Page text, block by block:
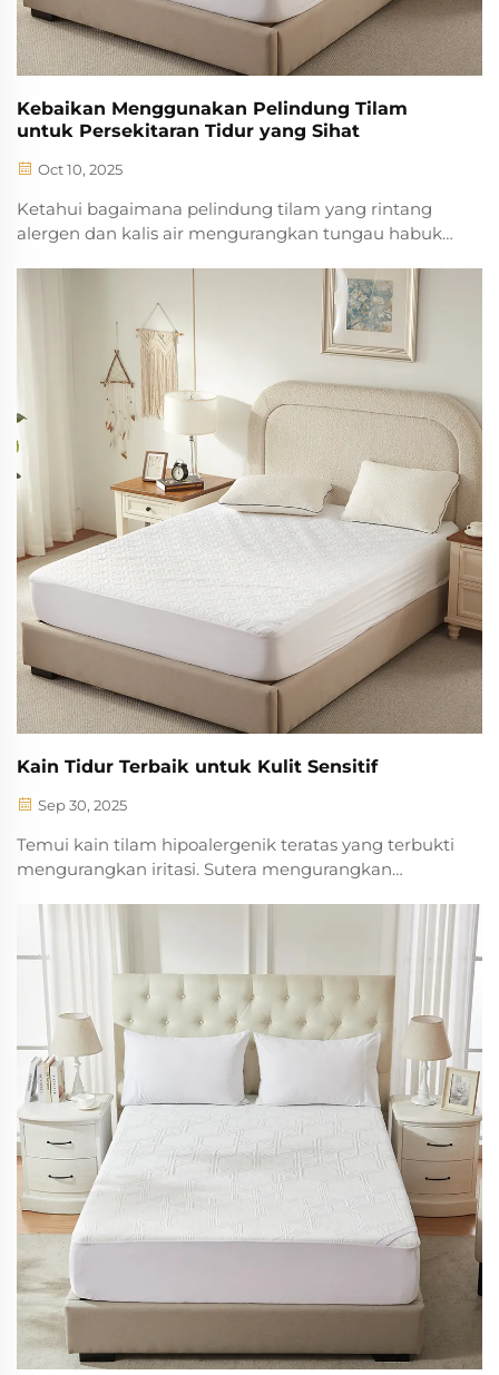
Kebaikan Menggunakan Pelindung Tilam
untuk Persekitaran Tidur yang Sihat
Oct 10, 2025
Ketahui bagaimana pelindung tilam yang rintang
alergen dan kalis air mengurangkan tungau habuk
tilam sebanyak 50%. Bernafas lebih lega dan
menjimatkan wang—ketahui lebih lanjut.
Kain Tidur Terbaik untuk Kulit Sensitif
Sep 30, 2025
Temui kain tilam hipoalergenik teratas yang terbukti
mengurangkan iritasi. Sutera mengurangkan
bakteria, dan pensijilan OEKO-TEX mengurangkan
reaksi pada kulit sebanyak 83%. Cari padanan yang
ideal untuk anda.